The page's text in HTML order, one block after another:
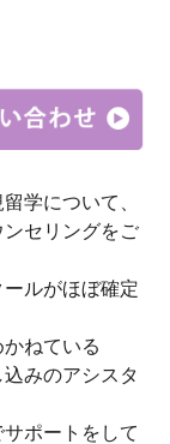
学について、
セリングをご
ールがほぼ確定
ねている
みのアシスタ
ポートをして